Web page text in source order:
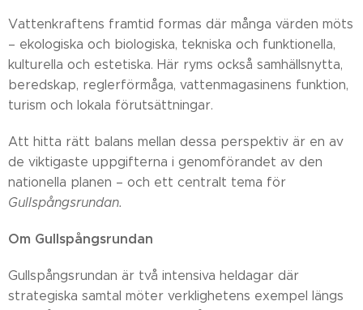
Vattenkraftens framtid formas där många värden möts
– ekologiska och biologiska, tekniska och funktionella,
kulturella och estetiska. Här ryms också samhällsnytta,
beredskap, reglerförmåga, vattenmagasinens funktion,
turism och lokala förutsättningar.
Att hitta rätt balans mellan dessa perspektiv är en av
de viktigaste uppgifterna i genomförandet av den
nationella planen – och ett centralt tema för
Gullspångsrundan.
Om Gullspångsrundan
Gullspångsrundan är två intensiva heldagar där
strategiska samtal möter verklighetens exempel längs